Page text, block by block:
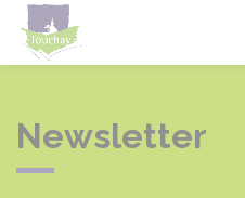
Newsletter